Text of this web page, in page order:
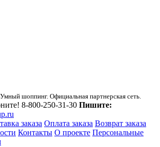
шоппинг. Официальная партнерская сеть.
8-800-250-31-30 Пишите:
заказа Оплата заказа Возврат заказа
Контакты О проекте Персональные